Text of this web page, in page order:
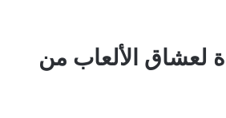
لعشاق الألعاب من